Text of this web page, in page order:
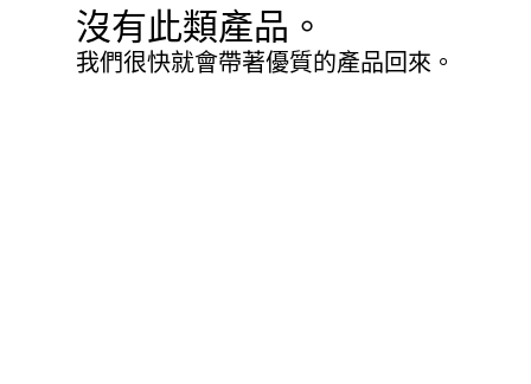
沒有此類產品。
我們很快就會帶著優質的產品回來。